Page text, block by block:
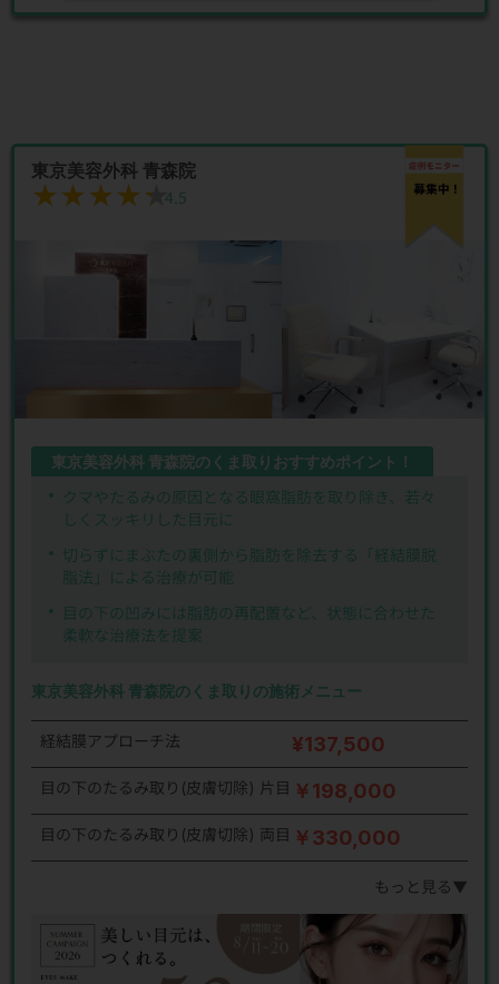
東京美容外科 青森院
★★★★★
★★★★★4.5
東京美容外科 青森院のくま取りおすすめポイント！
クマやたるみの原因となる眼窩脂肪を取り除き、若々
しくスッキリした目元に
切らずにまぶたの裏側から脂肪を除去する「経結膜脱
脂法」による治療が可能
目の下の凹みには脂肪の再配置など、状態に合わせた
柔軟な治療法を提案
東京美容外科 青森院のくま取りの施術メニュー
経結膜アプローチ法 ¥137,500
目の下のたるみ取り(皮膚切除) 片目 ￥198,000
目の下のたるみ取り(皮膚切除) 両目 ￥330,000
もっと見る▼